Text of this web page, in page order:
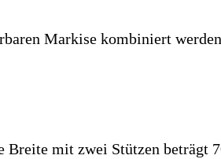
Markise kombiniert
Breite mit zwei Stützen beträgt